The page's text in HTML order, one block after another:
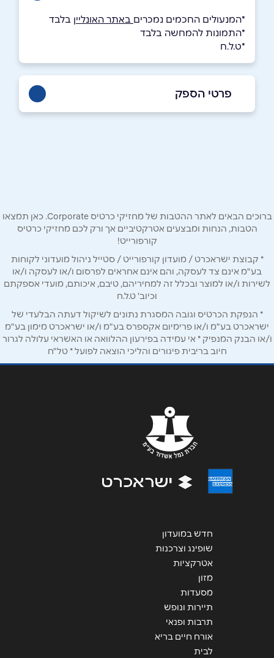
*המנעולים החכמים נמכרים באתר האונליין בלבד
*התמונות להמחשה בלבד
*ט.ל.ח
פרטי הספק
שם מלא*
אימייל*
נושא*
אנא חזרו אלי בקשר ל...
שליחה
ברוכים הבאים לאתר ההטבות של מחזיקי כרטיס Corporate. כאן תמצאו
הטבות, הנחות ומבצעים אטרקטיביים אך ורק לכם מחזיקי כרטיס
קורפורייט!
* קבוצת ישראכרט / מועדון קורפורייט / סטייל ניהול מועדוני לקוחות
בע"מ אינם צד לעסקה, והם אינם אחראים לפרסום ו/או לעסקה ו/או
לשירות ו/או למוצר ובכלל זה למחיריהם, טיבם, איכותם, מועדי אספקתם
וכיוב' ט.ל.ח
* הנפקת הכרטיס וגובה המסגרת נתונים לשיקול דעתה הבלעדי של
ישראכרט בע"מ ו/או פרימיום אקספרס בע"מ ו/או ישראכרט מימון בע"מ
ו/או הבנק המנפיק * אי עמידה בפירעון ההלוואה או האשראי עלולה לגרור
חיוב בריבית פיגורים והליכי הוצאה לפועל * טל"ח
חדש במועדון
שופינג וצרכנות
אטרקציות
מזון
מסעדות
תיירות ונופש
תרבות ופנאי
אורח חיים בריא
לבית